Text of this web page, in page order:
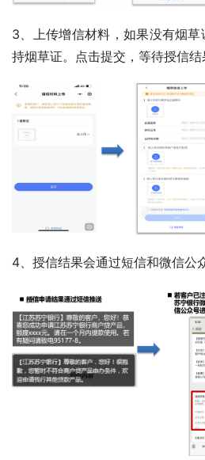
3、上传增信材料，如果没有烟
持烟草证。点击提交，等待授信结
4、授信结果会通过短信和微信公